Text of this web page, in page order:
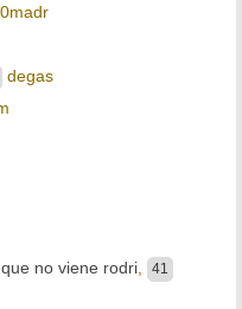
degas
no viene rodri
41